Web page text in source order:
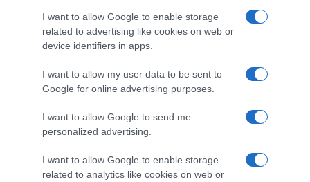
I want to allow Google to enable storage
related to advertising like cookies on web or
device identifiers in apps.
I want to allow my user data to be sent to
Google for online advertising purposes.
I want to allow Google to send me
personalized advertising.
I want to allow Google to enable storage
related to analytics like cookies on web or
optimista hiedelmeid az uralkodók, és persze próbáld az
utóbbiakat erősíteni.
A változás ugyanakkor nem lesz könnyű, csak az igazán
akkor építs fel magadról egy új belső képet, amilyen
lenni szeretnél, hogy a valóságban is olyanná válhass.